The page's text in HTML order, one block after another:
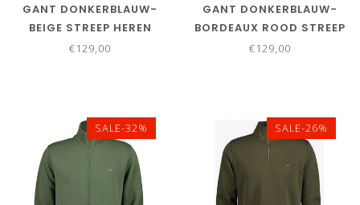
GANT DONKERBLAUW-
BEIGE STREEP HEREN
RUGBY SHIRT SWEATER
€129,00
GANT DONKERBLAUW-
BORDEAUX ROOD STREEP
HEREN RUGBY SHIRT
€129,00
SALE-32% SALE-26%